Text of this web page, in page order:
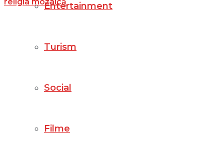
Entertainment
Turism
Social
Filme